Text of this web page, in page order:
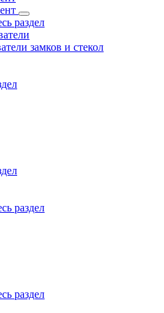
раздел
замков и стекол
раздел
раздел